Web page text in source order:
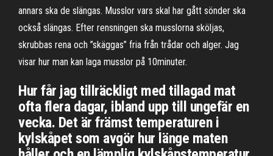
annars ska de slängas. Musslor vars skal har gått sönder ska
också slängas. Efter rensningen ska musslorna sköljas,
skrubbas rena och ”skäggas” fria från trådar och alger. Jag
visar hur man kan laga musslor på 10minuter.
Hur får jag tillräckligt med tillagad mat
ofta flera dagar, ibland upp till ungefär en
vecka. Det är främst temperaturen i
kylskåpet som avgör hur länge maten